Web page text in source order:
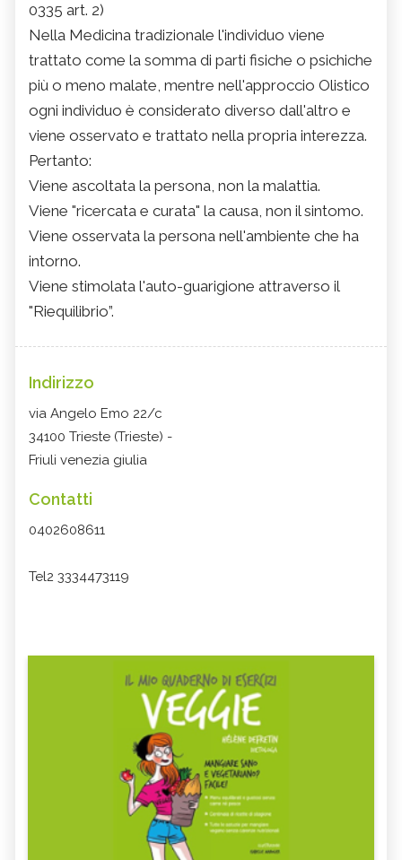
0335 art. 2)
Nella Medicina tradizionale l'individuo viene
trattato come la somma di parti fisiche o psichiche
più o meno malate, mentre nell'approccio Olistico
ogni individuo è considerato diverso dall'altro e
viene osservato e trattato nella propria interezza.
Pertanto:
Viene ascoltata la persona, non la malattia.
Viene "ricercata e curata" la causa, non il sintomo.
Viene osservata la persona nell'ambiente che ha
intorno.
Viene stimolata l'auto-guarigione attraverso il
"Riequilibrio”.
Indirizzo
via Angelo Emo 22/c
34100 Trieste (Trieste) -
Friuli venezia giulia
Contatti
0402608611
Tel2 3334473119